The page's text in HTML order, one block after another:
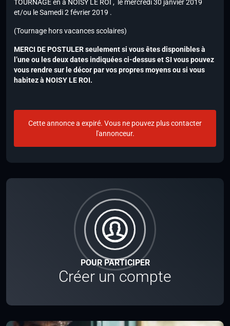
POUR PARTICIPER
Créer un compte
TOURNAGE en à NOISY LE ROI , le mercredi 30 janvier 2019
et/ou le Samedi 2 février 2019 .
(Tournage hors vacances scolaires)
MERCI DE POSTULER seulement si vous êtes disponibles à
l’une ou les deux dates indiquées ci-dessus et SI vous pouvez
vous rendre sur le décor par vos propres moyensou si vous
habitez à NOISY LE ROI.
Cette annonce a expiré. Vous ne pouvez plus contacter
l'annonceur.